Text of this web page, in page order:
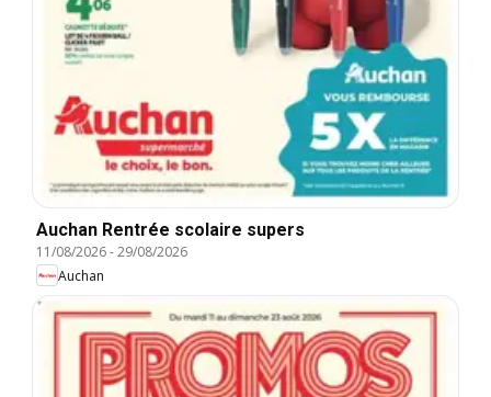
Auchan Rentrée scolaire supers
11/08/2026-29/08/2026
Auchan